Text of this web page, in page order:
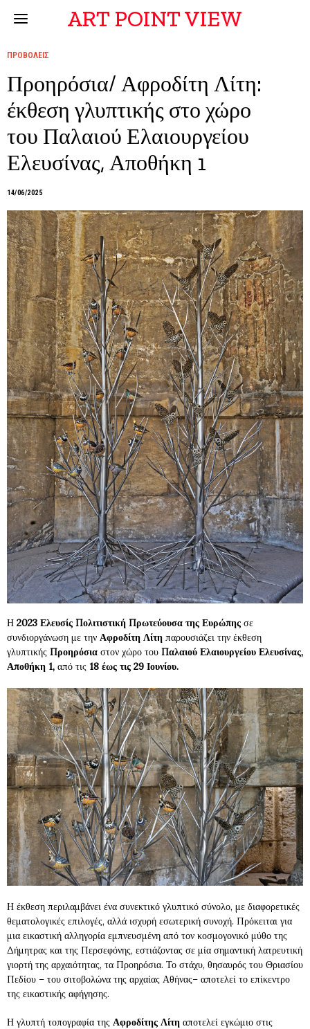
ART POINT VIEW
ΠΡΟΒΟΛΕΙΣ
Προηρόσια/ Αφροδίτη Λίτη:
έκθεση γλυπτικής στο χώρο
του Παλαιού Ελαιουργείου
Ελευσίνας, Αποθήκη 1
14/06/2025
Η 2023 Ελευσίς Πολιτιστική Πρωτεύουσα της Ευρώπης σε
συνδιοργάνωση με την Αφροδίτη Λίτη παρουσιάζει την έκθεση
γλυπτικής Προηρόσια στον χώρο του Παλαιού Ελαιουργείου Ελευσίνας,
Αποθήκη 1, από τις 18 έως τις 29 Ιουνίου.
Η έκθεση περιλαμβάνει ένα συνεκτικό γλυπτικό σύνολο, με διαφορετικές
θεματολογικές επιλογές, αλλά ισχυρή εσωτερική συνοχή. Πρόκειται για
μια εικαστική αλληγορία εμπνευσμένη από τον κοσμογονικό μύθο της
Δήμητρας και της Περσεφόνης, εστιάζοντας σε μία σημαντική λατρευτική
γιορτή της αρχαιότητας, τα Προηρόσια. Το στάχυ, θησαυρός του Θριασίου
Πεδίου – του σιτοβολώνα της αρχαίας Αθήνας– αποτελεί το επίκεντρο
της εικαστικής αφήγησης.
Η γλυπτή τοπογραφία της Αφροδίτης Λίτη αποτελεί εγκώμιο στις